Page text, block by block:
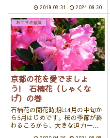
すが、それ以外にも行事があり
ます。京都ならではの、雅な時
代行列は、一度はご覧になって
いただきたいお祭りです。今回
は、時代祭日程...
2019.08.31 2024.09.30
おすすめ散策
京都の花を愛でましょ
う! 石楠花（しゃくな
げ）の巻
石楠花の開花時期は4月の中旬か
ら5月はじめです。桜の季節が終
わるころから、大きな迫力一杯